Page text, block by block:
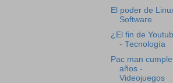
El poder de
Software
¿El fin de
- Tecnología
Pac man
años -
Videojuegos